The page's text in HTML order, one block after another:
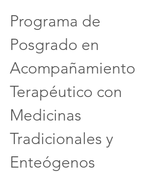
Programa de
Posgrado en
Acompañamiento
Terapéutico con
Medicinas
Tradicionales y
Enteógenos